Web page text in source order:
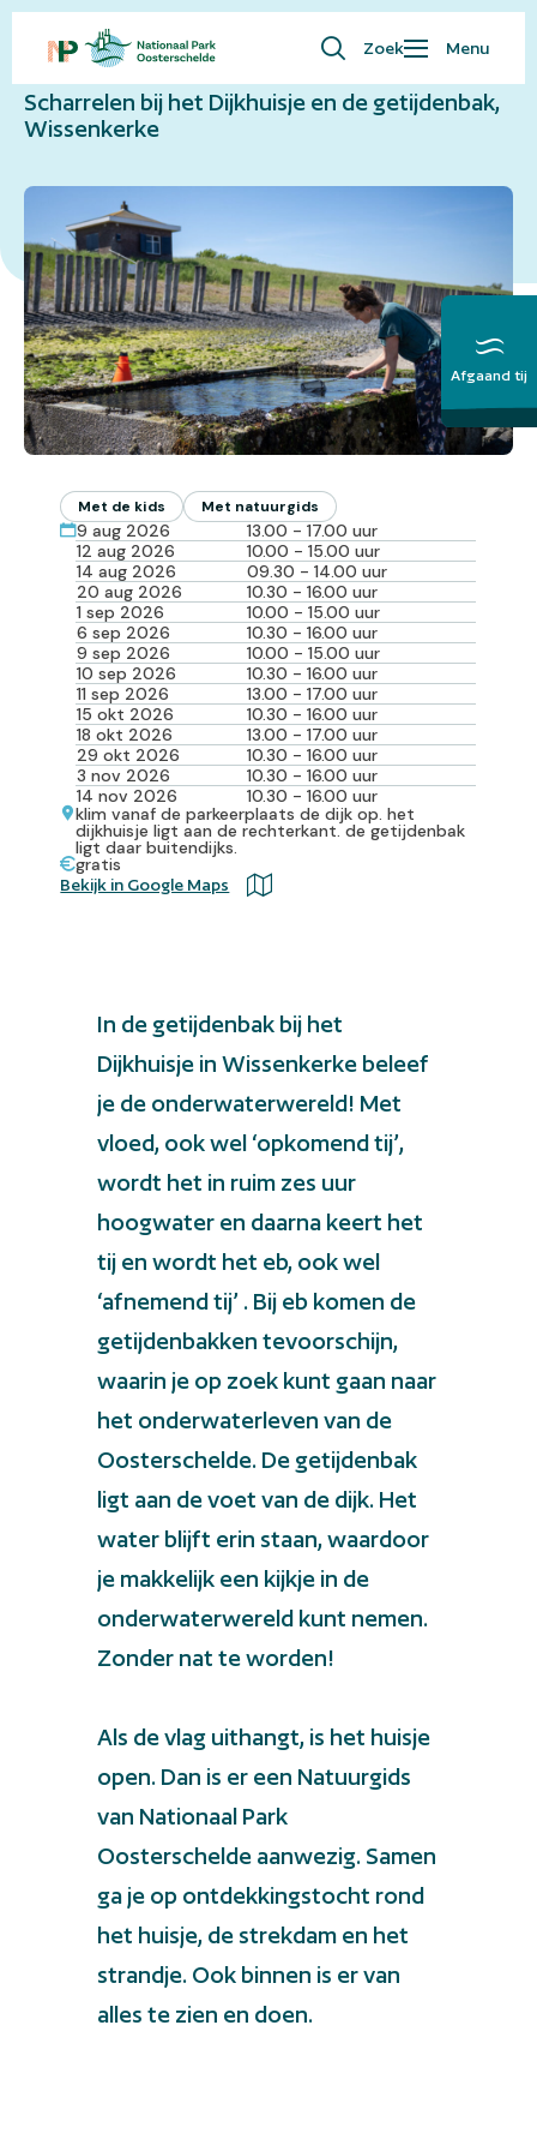
Zoek Menu
Bezoekersinfo
Kaart
Natuur
Over ons
English
Meer over het
Getij
Waar ben je naar op zoek?
Naar overzicht
Scharrelen bij het Dijkhuisje en de getijdenbak,
Wissenkerke
Met de kids
Met natuurgids
9 aug 2026
13.00 - 17.00 uur
12 aug 2026
10.00 - 15.00 uur
14 aug 2026
09.30 - 14.00 uur
20 aug 2026
10.30 - 16.00 uur
1 sep 2026
10.00 - 15.00 uur
6 sep 2026
10.30 - 16.00 uur
9 sep 2026
10.00 - 15.00 uur
10 sep 2026
10.30 - 16.00 uur
11 sep 2026
13.00 - 17.00 uur
15 okt 2026
10.30 - 16.00 uur
18 okt 2026
13.00 - 17.00 uur
29 okt 2026
10.30 - 16.00 uur
3 nov 2026
10.30 - 16.00 uur
14 nov 2026
10.30 - 16.00 uur
klim vanaf de parkeerplaats de dijk op. het
dijkhuisje ligt aan de rechterkant. de getijdenbak
ligt daar buitendijks.
gratis
Bekijk in Google Maps
In de getijdenbak bij het
Dijkhuisje in Wissenkerke beleef
je de onderwaterwereld! Met
vloed, ook wel ‘opkomend tij’,
wordt het in ruim zes uur
hoogwater en daarna keert het
tij en wordt het eb, ook wel
‘afnemend tij’ . Bij eb komen de
getijdenbakken tevoorschijn,
waarin je op zoek kunt gaan naar
het onderwaterleven van de
Oosterschelde. De getijdenbak
ligt aan de voet van de dijk. Het
water blijft erin staan, waardoor
je makkelijk een kijkje in de
onderwaterwereld kunt nemen.
Zonder nat te worden!
Als de vlag uithangt, is het huisje
open. Dan is er een Natuurgids
van Nationaal Park
Oosterschelde aanwezig. Samen
ga je op ontdekkingstocht rond
het huisje, de strekdam en het
strandje. Ook binnen is er van
alles te zien en doen.
Afgaand tij